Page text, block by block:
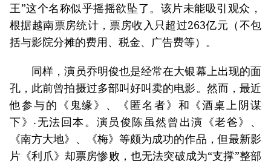
王”这个名称似乎摇摇欲坠了。该片未能吸引观众，
根据越南票房统计，票房收入只超过263亿元（不包
括与影院分摊的费用、税金、广告费等）。
同样，演员乔明俊也是经常在大银幕上出现的面
孔，此前曾拍摄过多部叫好叫卖的电影。然而，最近
他参与的《鬼缘》、《匿名者》和《酒桌上阴谋
下》‧无法回本。演员俊陈虽然曾出演《老爸》、
《南方大地》、《梅》等颇为成功的作品，但最新影
片《利爪》却票房惨败，也无法突破成为“支撑”整部